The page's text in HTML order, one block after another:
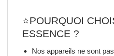
⭐️POURQUOI
ESSENCE ?
Nos appareils ne sont